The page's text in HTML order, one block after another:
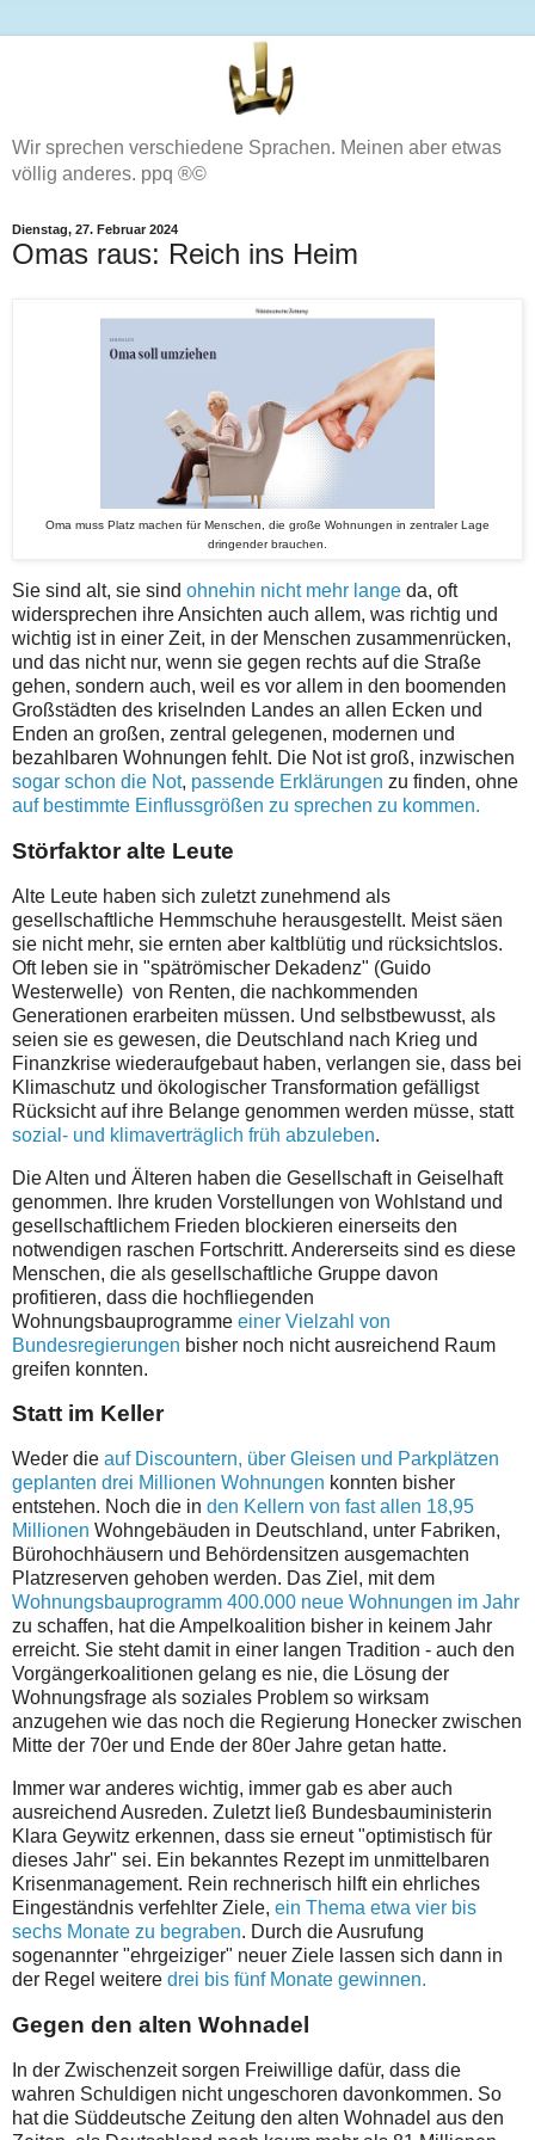
Wir sprechen verschiedene Sprachen. Meinen aber etwas
völlig anderes. ppq ®©
Dienstag, 27. Februar 2024
Omas raus: Reich ins Heim
Oma muss Platz machen für Menschen, die große Wohnungen in zentraler Lage
dringender brauchen.
Sie sind alt, sie sind ohnehin nicht mehr lange da, oft
widersprechen ihre Ansichten auch allem, was richtig und
wichtig ist in einer Zeit, in der Menschen zusammenrücken,
und das nicht nur, wenn sie gegen rechts auf die Straße
gehen, sondern auch, weil es vor allem in den boomenden
Großstädten des kriselnden Landes an allen Ecken und
Enden an großen, zentral gelegenen, modernen und
bezahlbaren Wohnungen fehlt. Die Not ist groß, inzwischen
sogar schon die Not, passende Erklärungen zu finden, ohne
auf bestimmte Einflussgrößen zu sprechen zu kommen.
Störfaktor alte Leute
Alte Leute haben sich zuletzt zunehmend als
gesellschaftliche Hemmschuhe herausgestellt. Meist säen
sie nicht mehr, sie ernten aber kaltblütig und rücksichtslos.
Oft leben sie in "spätrömischer Dekadenz" (Guido
Westerwelle) von Renten, die nachkommenden
Generationen erarbeiten müssen. Und selbstbewusst, als
seien sie es gewesen, die Deutschland nach Krieg und
Finanzkrise wiederaufgebaut haben, verlangen sie, dass bei
Klimaschutz und ökologischer Transformation gefälligst
Rücksicht auf ihre Belange genommen werden müsse, statt
sozial- und klimaverträglich früh abzuleben.
Die Alten und Älteren haben die Gesellschaft in Geiselhaft
genommen. Ihre kruden Vorstellungen von Wohlstand und
gesellschaftlichem Frieden blockieren einerseits den
notwendigen raschen Fortschritt. Andererseits sind es diese
Menschen, die als gesellschaftliche Gruppe davon
profitieren, dass die hochfliegenden
Wohnungsbauprogramme einer Vielzahl von
Bundesregierungen bisher noch nicht ausreichend Raum
greifen konnten.
Statt im Keller
Weder die auf Discountern, über Gleisen und Parkplätzen
geplanten drei Millionen Wohnungen konnten bisher
entstehen. Noch die in den Kellern von fast allen 18,95
Millionen Wohngebäuden in Deutschland, unter Fabriken,
Bürohochhäusern und Behördensitzen ausgemachten
Platzreserven gehoben werden. Das Ziel, mit dem
Wohnungsbauprogramm 400.000 neue Wohnungen im Jahr
zu schaffen, hat die Ampelkoalition bisher in keinem Jahr
erreicht. Sie steht damit in einer langen Tradition - auch den
Vorgängerkoalitionen gelang es nie, die Lösung der
Wohnungsfrage als soziales Problem so wirksam
anzugehen wie das noch die Regierung Honecker zwischen
Mitte der 70er und Ende der 80er Jahre getan hatte.
Immer war anderes wichtig, immer gab es aber auch
ausreichend Ausreden. Zuletzt ließ Bundesbauministerin
Klara Geywitz erkennen, dass sie erneut "optimistisch für
dieses Jahr" sei. Ein bekanntes Rezept im unmittelbaren
Krisenmanagement. Rein rechnerisch hilft ein ehrliches
Eingeständnis verfehlter Ziele, ein Thema etwa vier bis
sechs Monate zu begraben. Durch die Ausrufung
sogenannter "ehrgeiziger" neuer Ziele lassen sich dann in
der Regel weitere drei bis fünf Monate gewinnen.
Gegen den alten Wohnadel
In der Zwischenzeit sorgen Freiwillige dafür, dass die
wahren Schuldigen nicht ungeschoren davonkommen. So
hat die Süddeutsche Zeitung den alten Wohnadel aus den